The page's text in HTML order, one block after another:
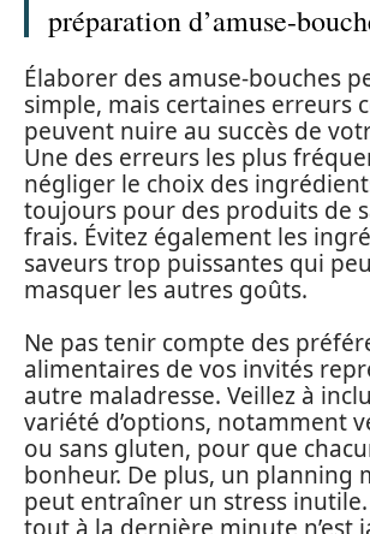
préparation d’amuse-
Élaborer des amuse-bouches
simple, mais certaines erreurs
peuvent nuire au succès de
Une des erreurs les plus
négliger le choix des
toujours pour des produits de
frais. Évitez également les
saveurs trop puissantes qui
masquer les autres goûts.
Ne pas tenir compte des
alimentaires de vos invités
autre maladresse. Veillez à
variété d’options, notamment
ou sans gluten, pour que
bonheur. De plus, un planning
peut entraîner un stress